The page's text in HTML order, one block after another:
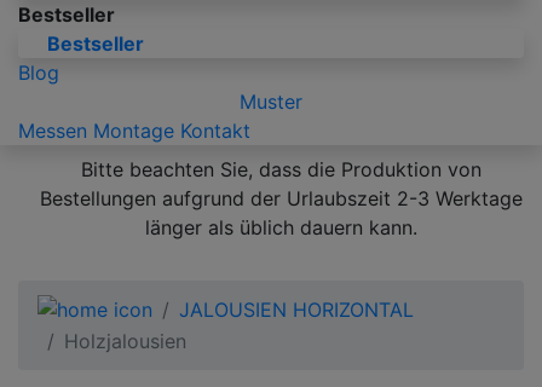
Bestseller
Bestseller
Blog
Muster
Messen Montage Kontakt
Bitte beachten Sie, dass die Produktion von
Bestellungen aufgrund der Urlaubszeit 2-3 Werktage
länger als üblich dauern kann.
JALOUSIEN HORIZONTAL
Holzjalousien